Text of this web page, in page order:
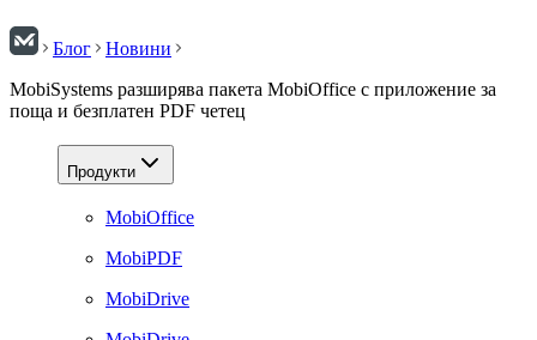
Блог
Новини
MobiSystems разширява пакета MobiOffice с приложение за
поща и безплатен PDF четец
Продукти
MobiOffice
MobiPDF
MobiDrive